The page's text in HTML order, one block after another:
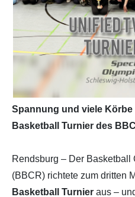
Spannung und viele Körbe
Basketball Turnier des
Rendsburg – Der Basketball
(BBCR) richtete zum dritten
Basketball Turnier aus –